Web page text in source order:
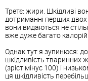
Третє: жири. Шкідливі
дотриманні перших
вони видаються не
вже дуже багато
Однак тут я зупинюся:
шкідливість тваринних
(зріст мінус 100) і
ця шкідливість